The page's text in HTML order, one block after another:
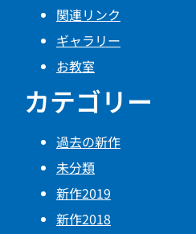
関連リンク
ギャラリー
お教室
カテゴリー
過去の新作
未分類
新作2019
新作2018